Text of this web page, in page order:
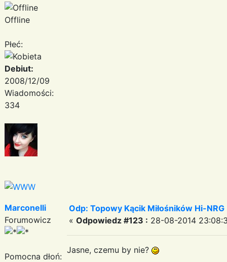
Offline
Płeć:
Debiut:
2008/12/09
Wiadomości:
334
Marconelli
Forumowicz
Pomocna dłoń:
Odp: Topowy Kącik Miłośników Hi-NRG
« Odpowiedz #123 : 28-08-2014
Jasne, czemu by nie?